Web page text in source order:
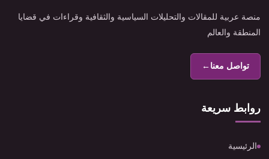
منصة عربية للمقالات والتحليلات السياسية والثقافية وقراءات في قضايا
المنطقة والعالم
تواصل معنا←
روابط سريعة
الرئيسية